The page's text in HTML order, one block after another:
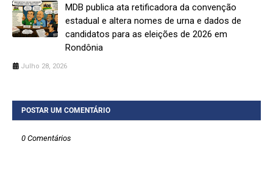
MDB publica ata retificadora da convenção
estadual e altera nomes de urna e dados de
candidatos para as eleições de 2026 em
Rondônia
Julho 28, 2026
POSTAR UM COMENTÁRIO
0 Comentários